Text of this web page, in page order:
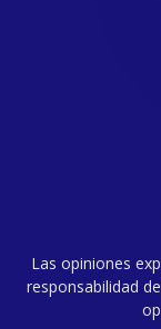
Las opiniones
responsabilidad